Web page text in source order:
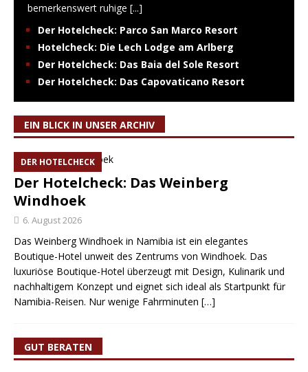
bemerkenswert ruhige [...]
Der Hotelcheck: Parco San Marco Resort
Hotelcheck: Die Lech Lodge am Arlberg
Der Hotelcheck: Das Baia del Sole Resort
Der Hotelcheck: Das Capovaticano Resort
EIN BLICK IN UNSER ARCHIV
DER HOTELCHECK
Der Hotelcheck: Das Weinberg
Windhoek
6. August 2026
Das Weinberg Windhoek in Namibia ist ein elegantes
Boutique-Hotel unweit des Zentrums von Windhoek. Das
luxuriöse Boutique-Hotel überzeugt mit Design, Kulinarik und
nachhaltigem Konzept und eignet sich ideal als Startpunkt für
Namibia-Reisen. Nur wenige Fahrminuten […]
GUT BERATEN